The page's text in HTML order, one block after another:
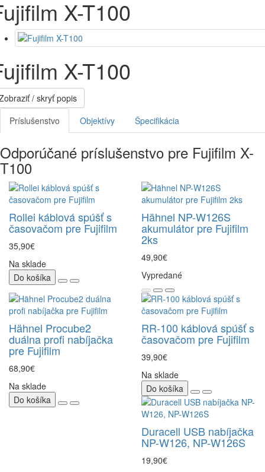
X-T100
X-T100
/ skryť popis
Príslušenstvo
Objektívy Špecifikácia
Odporúčané príslušenstvo pre Fujifilm X-
T100
Rollei káblová spúšť s
časovačom pre Fujifilm
35,90€
Na sklade
Do košíka
Hähnel NP-W126S
akumulátor pre Fujifilm
2ks
49,90€
Vypredané
Hähnel Procube2
duálna profi nabíjačka
pre Fujifilm
68,90€
Na sklade
Do košíka
RR-100 káblová spúšť s
časovačom pre Fujifilm
39,90€
Na sklade
Do košíka
Duracell USB nabíjačka
NP-W126, NP-W126S
19,90€